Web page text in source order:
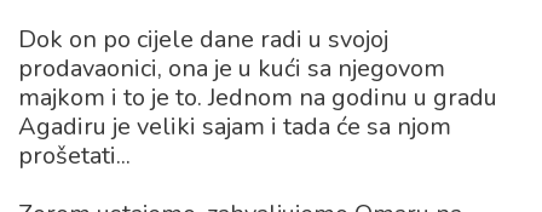
Dok on po cijele dane radi u svojoj
prodavaonici, ona je u kući sa njegovom
majkom i to je to. Jednom na godinu u gradu
Agadiru je veliki sajam i tada će sa njom
prošetati...